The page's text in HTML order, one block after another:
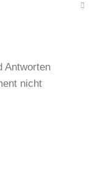
Antworten
nicht